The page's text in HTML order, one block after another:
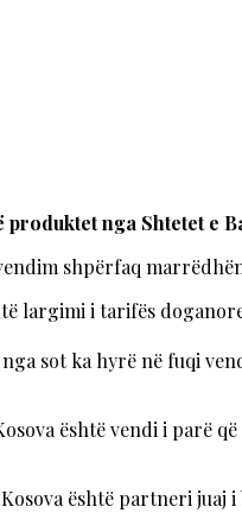
nga Shtetet e
shpërfaq
largimi i tarifës
nga sot ka hyrë në fuqi
është vendi i
është partneri juaj